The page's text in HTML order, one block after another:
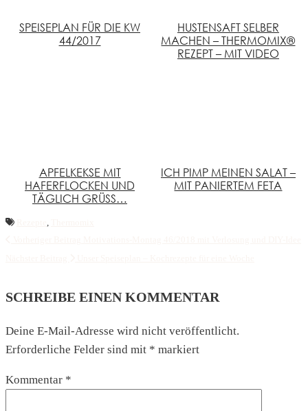
SPEISEPLAN FÜR DIE KW
44/2017
HUSTENSAFT SELBER
MACHEN – THERMOMIX®
REZEPT – MIT VIDEO
APFELKEKSE MIT
HAFERFLOCKEN UND
TÄGLICH GRÜSS…
ICH PIMP MEINEN SALAT –
MIT PANIERTEM FETA
SCHREIBE EINEN KOMMENTAR
Deine E-Mail-Adresse wird nicht veröffentlicht.
Erforderliche Felder sind mit * markiert
Kommentar *